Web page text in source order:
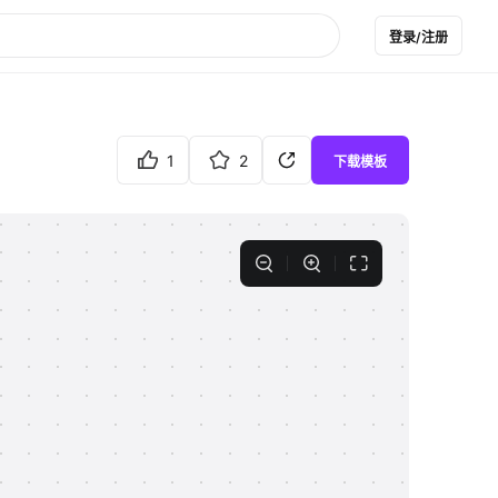
登录/注册
1 2 下载模板